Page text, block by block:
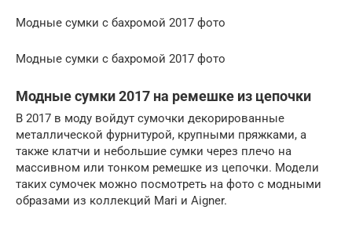
Модные сумки с бахромой 2017 фото
Модные сумки с бахромой 2017 фото
Модные сумки 2017 на ремешке из цепочки
В 2017 в моду войдут сумочки декорированные
металлической фурнитурой, крупными пряжками, а
также клатчи и небольшие сумки через плечо на
массивном или тонком ремешке из цепочки. Модели
таких сумочек можно посмотреть на фото с модными
образами из коллекций Mari и Aigner.